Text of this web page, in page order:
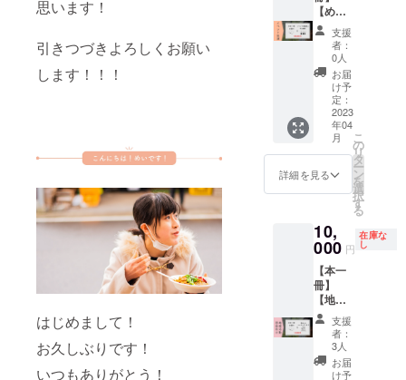
思います！
引きつづきよろしくお願い
します！！！
はじめまして！
お久しぶりです！
いつもありがとう！
きま
す。 ※
インタ
ビュー
の文字
数は
5000
字〜
8000字
程度を
目安と
ます。
※執筆に
月程度
のお時
間をい
ただく
場合が
ござい
ます。
だきま
す。 ・
この権
利を公
序良俗
に反し
ない形
で行使
してく
ださる
域(ここ
では、
係な
く、一
つの単
位を
持った
場所と
して
「地
域」と
いう言
いいた
しま
す。 ※
詳細
は、後
日メー
ルにて
相談さ
せてい
ただき
ます。
※イベン
催、2-4
時間程
度を想
定して
いま
す。 ※
現地ま
での交
通費
は、内
いただ
きま
す。備
考欄
に、掲
載を希
望され
るお名
前をご
記入く
ださ
い。
場合、
その旨
をご記
入くだ
さ
い。）
※ポート
レート
をイ
メージ
してい
です！
本の最
終ペー
ジに、
広告を
掲載し
ます。
スペー
スの都
合上、
限定４
名とさ
せてい
ただき
※備考欄
に、ス
ポン
サー名
を正式
名称で
ご記入
くださ
い。 ※
対象
は、
【めい
をイベ
ント登
壇者に
呼ぶ権
利】 塩
尻に飛
び込ん
で活動
してい
た時の
ことな
どをイ
ベント
ししま
す！ 東
京の大
学に通
いなが
ら地方
に飛び
込んだ
話、ま
ちづく
りって
支援
者：
0人
お届
け予
定：
2023
年04
月
詳細を見る
こ
の
リ
タ
ー
ン
を
選
択
す
る
10,
000 円
在庫な
し
【本一
冊】
【地域
で活動
したい
学生を
紹介し
支援
者：
3人
お届
け予